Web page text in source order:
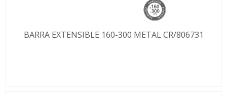
BARRA EXTENSIBLE 160-300 METAL CR/806731